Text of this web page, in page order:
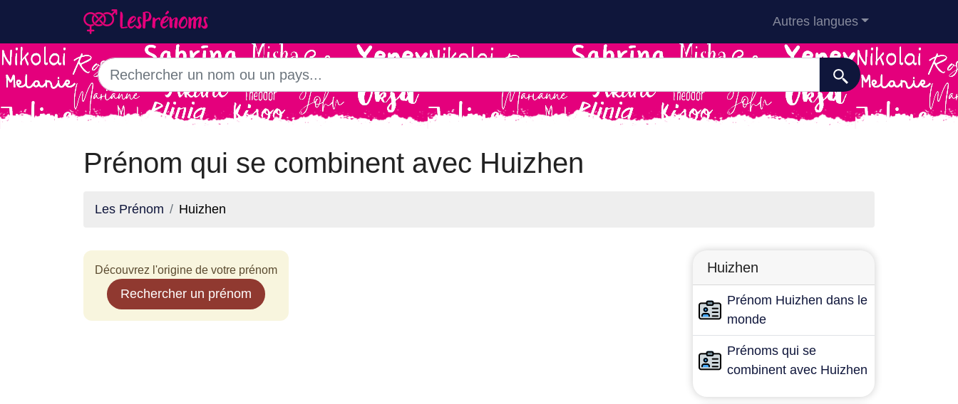
Autres langues
Prénom qui se combinent avec Huizhen
Les Prénom Huizhen
Découvrez l'origine de votre prénom
Rechercher un prénom
Huizhen
Prénom Huizhen dans le
monde
Prénoms qui se
combinent avec Huizhen